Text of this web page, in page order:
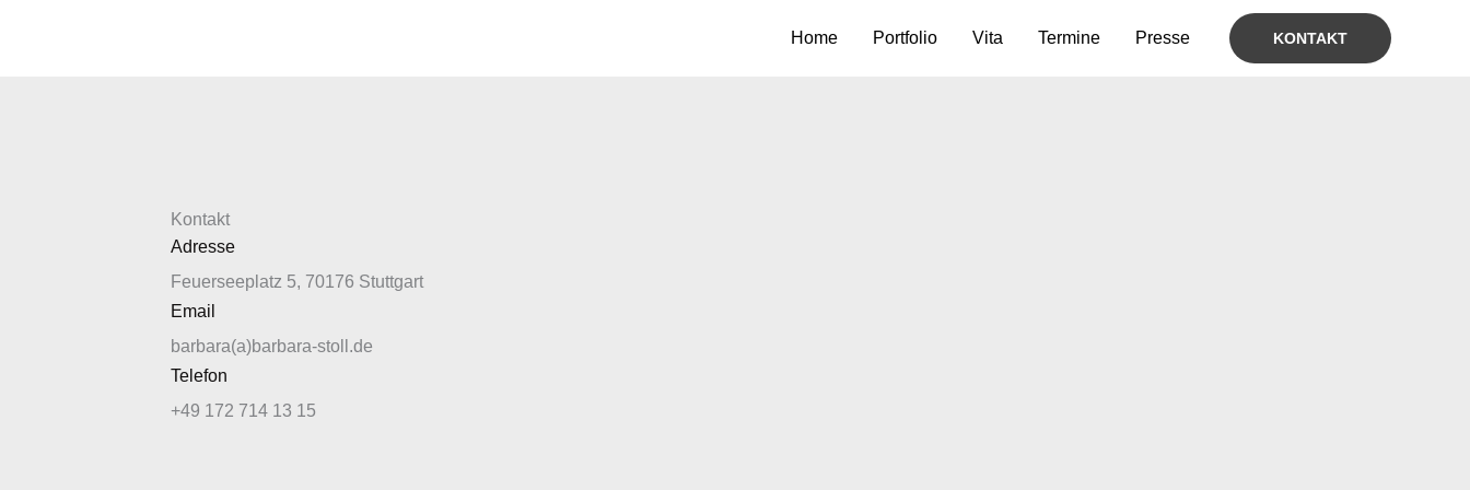
Home Portfolio Vita Termine Presse KONTAKT
Kontakt
Adresse
Feuerseeplatz 5, 70176 Stuttgart
Email
barbara(a)barbara-stoll.de
Telefon
+49 172 714 13 15